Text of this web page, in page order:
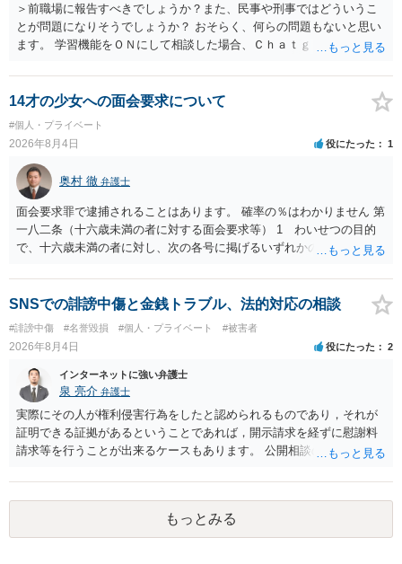
＞前職場に報告すべきでしょうか？また、民事や刑事ではどういうこ
とが問題になりそうでしょうか？ おそらく、何らの問題もないと思い
ます。 学習機能をＯＮにして相談した場合、Ｃｈａｔｇｐｔがｏｐｅ
する可能性がありますが、個人名や会社名を特定していない限り、一
般論として抽象化されて回答に織り込まれる可能性が生じるにすぎま
せんので、その情報自体が、秘密情報に当たるとは思えませんし、名
誉棄損として、個人や会社に対する誹謗中傷の不特定多数への公開に
当たるとも思われません。 もちろん、誰がその内容をｃｈａｔｇｐｔ
に入力したかも第三者にしられることはないので、個人や会社の特定
をせずに書き込んだことで（おそらく特定して書き込んだとして
も）、相談者さんが刑事民事の責任に問われることはないでしょう。
私見ながらご参考まで。
14才の少女への面会要求について
#個人・プライベート
2026年8月4日 役にたった 1
奥村 徹 弁護士
面会要求罪で逮捕されることはあります。 確率の％はわかりません 第
一八二条（十六歳未満の者に対する面会要求等） 1 わいせつの目的
で、十六歳未満の者に対し、次の各号に掲げるいずれかの行為をした
が生まれた日より五年以上前の日に生まれた者に限る。）は、一年以
下の拘禁刑又は五十万円以下の罰金に処する。 一 威迫し、偽計を用
い又は誘惑して面会を要求すること。 二 拒まれたにもかかわらず、
反復して面会を要求すること。 三 金銭その他の利益を供与し、又は
その申込み若しくは約束をして面会を要求すること。 2前項の罪を犯
し、よってわいせつの目的で当該十六歳未満の者と面会をした者は、
二年以下の拘禁刑又は百万円以下の罰金に処する。
SNSでの誹謗中傷と金銭トラブル、法的対応の相談
#誹謗中傷 #名誉毀損 #個人・プライベート #被害者
2026年8月4日 役にたった 2
インターネットに強い弁護士
泉 亮介 弁護士
実際にその人が権利侵害行為をしたと認められるものであり，それが
証明できる証拠があるということであれば，開示請求を経ずに慰謝料
請求等を行うことが出来るケースもあります。 公開相談の場では回答
に個別に相談されると良いでしょう。
もっとみる